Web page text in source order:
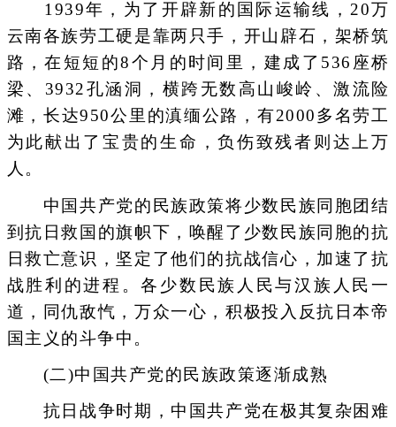
1939年，为了开辟新的国际运输线，20万
云南各族劳工硬是靠两只手，开山辟石，架桥筑
路，在短短的8个月的时间里，建成了536座桥
梁、3932孔涵洞，横跨无数高山峻岭、激流险
滩，长达950公里的滇缅公路，有2000多名劳工
为此献出了宝贵的生命，负伤致残者则达上万
人。
中国共产党的民族政策将少数民族同胞团结
到抗日救国的旗帜下，唤醒了少数民族同胞的抗
日救亡意识，坚定了他们的抗战信心，加速了抗
战胜利的进程。各少数民族人民与汉族人民一
道，同仇敌忾，万众一心，积极投入反抗日本帝
国主义的斗争中。
(二)中国共产党的民族政策逐渐成熟
抗日战争时期，中国共产党在极其复杂困难